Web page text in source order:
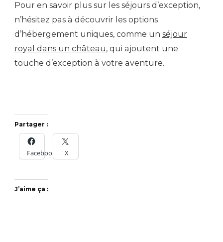
Pour en savoir plus sur les séjours d’exception,
n’hésitez pas à découvrir les options
d’hébergement uniques, comme un séjour
royal dans un château, qui ajoutent une
touche d’exception à votre aventure.
Partager :
Facebook X
J’aime ça :